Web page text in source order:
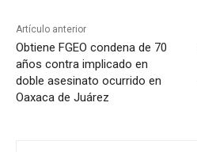
Artículo anterior
Obtiene FGEO condena de 70
años contra implicado en
doble asesinato ocurrido en
Oaxaca de Juárez